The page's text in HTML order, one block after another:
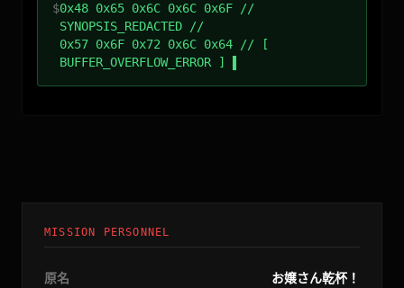
$0x48 0x65 0x6C 0x6C 0x6F //
SYNOPSIS_REDACTED //
0x57 0x6F 0x72 0x6C 0x64 // [
BUFFER_OVERFLOW_ERROR ]
MISSION PERSONNEL
原名 お嬢さん乾杯！